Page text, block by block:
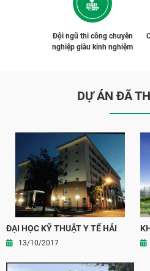
Đội ngũ thi công chuyên
nghiệp giàu kinh nghiệm
DỰ ÁN ĐÃ
ĐẠI HỌC KỸ THUẬT Y TẾ HẢI
DƯƠNG
13/10/2017